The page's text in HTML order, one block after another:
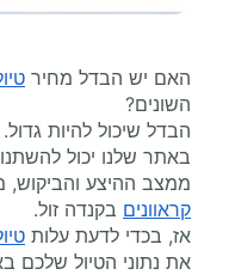
האם יש הבדל מחיר
השונים?
הבדל שיכול להיות
באתר שלנו יכול
ממצב ההיצע והביקוש,
קראוונים בקנדה זול.
אז, בכדי לדעת עלות
את נתוני הטיול שלכם